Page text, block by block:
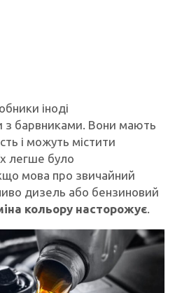
іноді
з барвниками. Вони мають
і можуть містити
легше було
мова про звичайний
дизель або бензиновий
кольору насторожує.